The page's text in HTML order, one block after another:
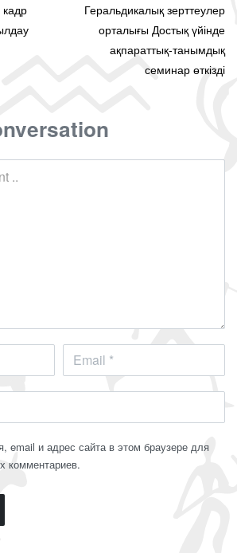
кадр
Геральдикалық зерттеулер
орталығы Достық үйінде
ақпараттық-танымдық
семинар өткізді
email и адрес сайта в этом браузере для
комментариев.